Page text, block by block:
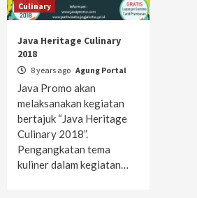
Culinary
Java Heritage Culinary
2018
8 years ago Agung Portal
Java Promo akan
melaksanakan kegiatan
bertajuk “Java Heritage
Culinary 2018”.
Pengangkatan tema
kuliner dalam kegiatan…